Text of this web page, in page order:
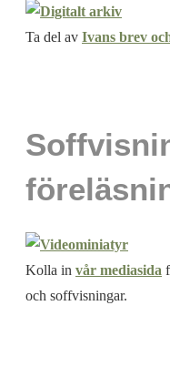
Ta del av Ivans brev
Kolla in vår mediasida
och soffvisningar.